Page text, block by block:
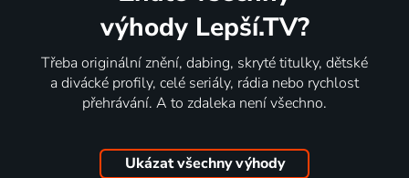
výhody Lepší.TV?
Třeba originální znění, dabing, skryté titulky, dětské
a divácké profily, celé seriály, rádia nebo rychlost
přehrávání. A to zdaleka není všechno.
Ukázat všechny výhody